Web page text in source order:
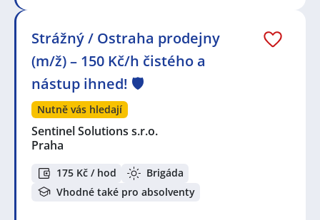
Strážný / Ostraha prodejny
(m/ž) – 150 Kč/h čistého a
nástup ihned! 🛡️
Nutně vás hledají
Sentinel Solutions s.r.o.
Praha
175 Kč / hod
Brigáda
Vhodné také pro absolventy